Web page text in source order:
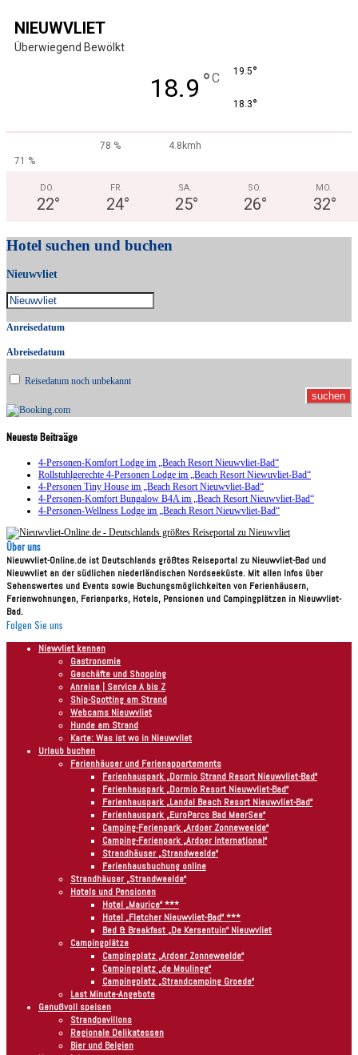
NIEUWVLIET
Überwiegend Bewölkt
18.9 °C 19.5°
18.3°
78 %
4.8kmh
71 %
DO.
22°
FR.
24°
SA.
25°
SO.
26°
MO.
32°
Hotel suchen und buchen
Nieuwvliet
Anreisedatum
Abreisedatum
Reisedatum noch unbekannt
Neueste Beitraäge
4-Personen-Komfort Lodge im „Beach Resort Nieuwvliet-Bad“
Rollstuhlgerechte 4-Personen Lodge im „Beach Resort Niewuvliet-Bad“
4-Personen Tiny House im „Beach Resort Nieuwvliet-Bad“
4-Personen-Komfort Bungalow B4A im „Beach Resort Nieuwvliet-Bad“
4-Personen-Wellness Lodge im „Beach Resort Nieuwvliet-Bad“
Über uns
Nieuwvliet-Online.de ist Deutschlands größtes Reiseportal zu Nieuwvliet-Bad und
Nieuwvliet an der südlichen niederländischen Nordseeküste. Mit allen Infos über
Sehenswertes und Events sowie Buchungsmöglichkeiten von Ferienhäusern,
Ferienwohnungen, Ferienparks, Hotels, Pensionen und Campingplätzen in Nieuwvliet-
Bad.
Folgen Sie uns
Niewvliet kennen
Gastronomie
Geschäfte und Shopping
Anreise | Service A bis Z
Ship-Spotting am Strand
Webcams Nieuwvliet
Hunde am Strand
Karte: Was ist wo in Nieuwvliet
Urlaub buchen
Ferienhäuser und Ferienappartements
Ferienhauspark „Dormio Strand Resort Nieuwvliet-Bad“
Ferienhauspark „Dormio Resort Nieuwvliet-Bad“
Ferienhauspark „Landal Beach Resort Nieuwvliet-Bad“
Ferienhauspark „EuroParcs Bad MeerSee“
Camping-Ferienpark „Ardoer Zonneweelde“
Camping-Ferienpark „Ardoer International“
Strandhäuser „Strandweelde“
Ferienhausbuchung online
Strandhäuser „Strandweelde“
Hotels und Pensionen
Hotel „Maurice“ ***
Hotel „Fletcher Nieuwvliet-Bad“ ***
Bed & Breakfast „De Kersentuin“ Nieuwvliet
Campingplätze
Campingplatz „Ardoer Zonneweelde“
Campingplatz „de Meulinge“
Campingplatz „Strandcamping Groede“
Last Minute-Angebote
Genußvoll speisen
Strandpavillons
Regionale Delikatessen
Bier und Belgien